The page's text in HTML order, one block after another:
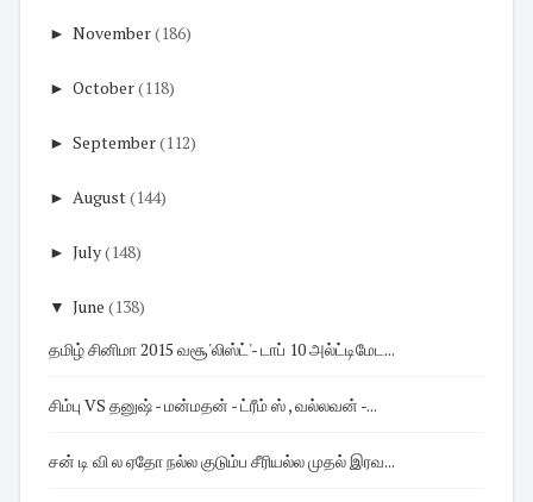
► November(186)
► October(118)
► September(112)
► August(144)
► July(148)
▼ June (138)
தமிழ் சினிமா 2015 வசூ'லிஸ்ட்'- டாப் 10 அல்ட்டிமேட...
சிம்பு VS தனுஷ் - மன்மதன் - ட்ரீம் ஸ் , வல்லவன் -...
சன் டி வி ல ஏதோ நல்ல குடும்ப சீரியல்ல முதல் இரவ...